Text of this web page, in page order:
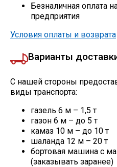
Безналичная оплата
предприятия
Условия оплаты и возврата
Варианты
С нашей стороны
виды транспорта:
газель 6 м – 1,5 т
газон 6 м – до 5 т
камаз 10 м – до 10 т
шаланда 12 м – 20 т
бортовая машина с
(заказывать заранее)